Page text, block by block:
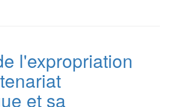
l'expropriation
et sa